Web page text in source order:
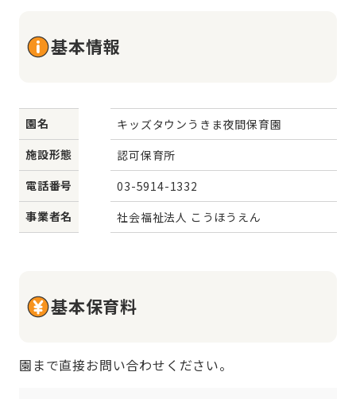
基本情報
園名
キッズタウンうきま夜間保育園
施設形態
認可保育所
電話番号
03-5914-1332
事業者名
社会福祉法人 こうほうえん
基本保育料
園まで直接お問い合わせください。